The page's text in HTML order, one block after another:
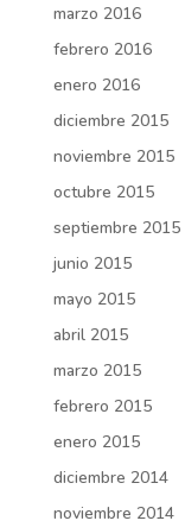
marzo 2016
febrero 2016
enero 2016
diciembre 2015
noviembre 2015
octubre 2015
septiembre 2015
junio 2015
mayo 2015
abril 2015
marzo 2015
febrero 2015
enero 2015
diciembre 2014
noviembre 2014